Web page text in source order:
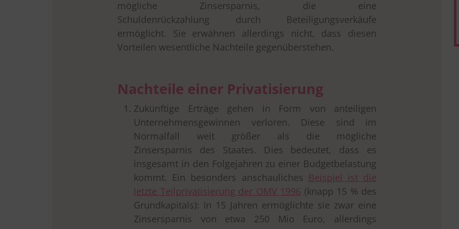
mögliche Zinsersparnis, die eine
Schuldenrückzahlung durch Beteiligungsverkäufe
ermöglicht. Sie erwähnen allerdings nicht, dass diesen
Vorteilen wesentliche Nachteile gegenüberstehen.
Nachteile einer Privatisierung
Zukünftige Erträge gehen in Form von anteiligen
Unternehmensgewinnen verloren. Diese sind im
Normalfall weit größer als die mögliche
Zinsersparnis des Staates. Dies bedeutet, dass es
insgesamt in den Folgejahren zu einer Budgetbelastung
kommt. Ein besonders anschauliches Beispiel ist die
letzte Teilprivatisierung der OMV 1996 (knapp 15 % des
Grundkapitals): In 15 Jahren ermöglichte sie zwar eine
Zinsersparnis von etwa 250 Mio Euro, allerdings
drucken